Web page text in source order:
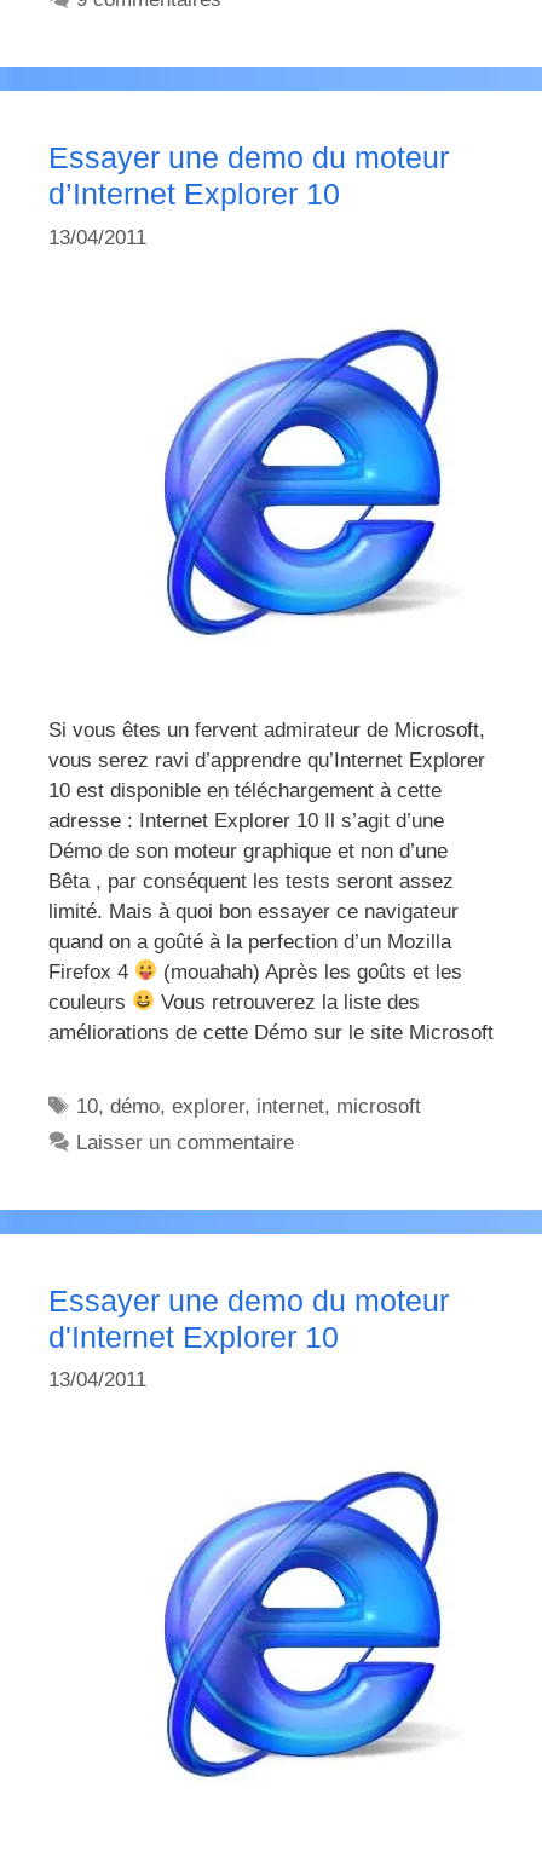
Essayer une demo du moteur
d’Internet Explorer 10
13/04/2011
Si vous êtes un fervent admirateur de Microsoft,
vous serez ravi d’apprendre qu’Internet Explorer
10 est disponible en téléchargement à cette
adresse : Internet Explorer 10 Il s’agit d’une
Démo de son moteur graphique et non d’une
Bêta , par conséquent les tests seront assez
limité. Mais à quoi bon essayer ce navigateur
quand on a goûté à la perfection d’un Mozilla
Firefox 4
(mouahah) Après les goûts et les
couleurs
Vous retrouverez la liste des
améliorations de cette Démo sur le site Microsoft
Étiquettes
10,démo,explorer, internet, microsoft
Laisser un commentaire
Essayer une demo du moteur
d'Internet Explorer 10
13/04/2011